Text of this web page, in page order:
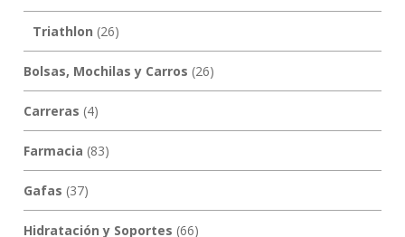
Triathlon (26)
Bolsas, Mochilas y Carros (26)
Carreras (4)
Farmacia (83)
Gafas (37)
Hidratación y Soportes (66)